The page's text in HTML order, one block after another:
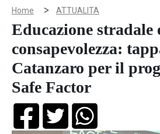
Home > ATTUALITA
Educazione stradale
consapevolezza:
Catanzaro per il
Safe Factor